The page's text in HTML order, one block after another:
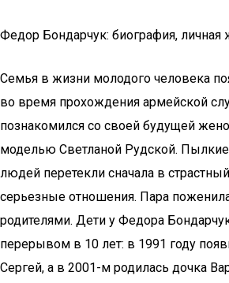
Федор Бондарчук: биография, личная
Семья в жизни молодого человека
во время прохождения армейской
познакомился со своей будущей
моделью Светланой Рудской.
людей перетекли сначала в
серьезные отношения. Пара
родителями. Дети у Федора
перерывом в 10 лет: в 1991 году
Сергей, а в 2001-м родилась дочка